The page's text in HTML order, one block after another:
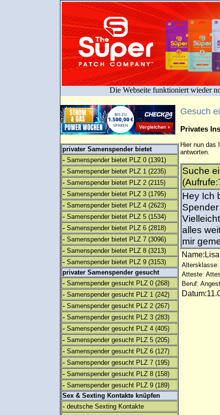
Die Webseite funktioniert wieder
privater Samenspender bietet
- Samenspender bietet PLZ 0 (1391)
- Samenspender bietet PLZ 1 (2235)
- Samenspender bietet PLZ 2 (2115)
- Samenspender bietet PLZ 3 (1795)
- Samenspender bietet PLZ 4 (2623)
- Samenspender bietet PLZ 5 (1534)
- Samenspender bietet PLZ 6 (2818)
- Samenspender bietet PLZ 7 (3096)
- Samenspender bietet PLZ 8 (3213)
- Samenspender bietet PLZ 9 (3153)
privater Samenspender gesucht
- Samenspender gesucht PLZ 0 (268)
- Samenspender gesucht PLZ 1 (242)
- Samenspender gesucht PLZ 2 (267)
- Samenspender gesucht PLZ 3 (283)
- Samenspender gesucht PLZ 4 (405)
- Samenspender gesucht PLZ 5 (205)
- Samenspender gesucht PLZ 6 (127)
- Samenspender gesucht PLZ 7 (195)
- Samenspender gesucht PLZ 8 (158)
- Samenspender gesucht PLZ 9 (189)
Sex & Sexting Kontakte knüpfen
- deutsche Sexting Kontakte
Gesuch
Privates
Hier nun das
antworten.
Suche
Hey Ich
alles
mir
Altersklasse:
Atteste:
Beruf: